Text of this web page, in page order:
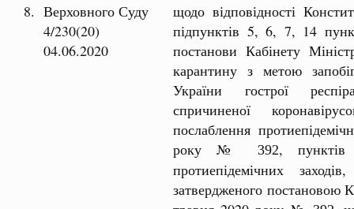
8. Верховного Суду
4/230(20)
04.06.2020
щодо відповідності
підпунктів 5, 6, 7, 14
постанови Кабінету
карантину з метою
України гострої
спричиненої
послаблення
року №
392,
протиепідемічних
затвердженого постановою